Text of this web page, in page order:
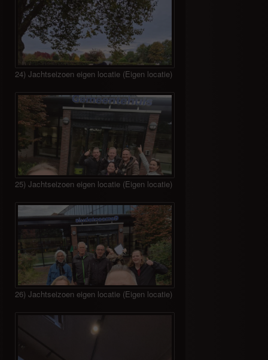
24) Jachtseizoen eigen locatie (Eigen locatie)
25) Jachtseizoen eigen locatie (Eigen locatie)
26) Jachtseizoen eigen locatie (Eigen locatie)